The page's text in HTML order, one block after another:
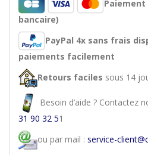
Paiement
bancaire)
PayPal 4x sans frais
paiements facilement
Retours faciles sous 14
Besoin d’aide ? Contactez
31 90 32 51
ou par mail : service-